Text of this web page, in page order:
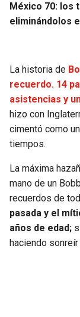
México 70: los
eliminándolos
La historia de
recuerdo. 14
asistencias y
hizo con
cimentó como
tiempos.
La máxima
mano de un
recuerdos de
pasada y el
años de edad;
haciendo